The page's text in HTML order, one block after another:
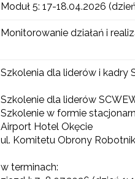
Moduł 5: 17-18.04.2026
Monitorowanie działań i
Szkolenia dla liderów i kadry
Szkolenie dla liderów
Szkolenie w formie
Airport Hotel Okęcie
ul. Komitetu Obrony
w terminach: